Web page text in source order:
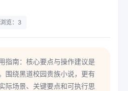
浏览：3
指南：核心要点与操作建议是
围绕黑道校园贵族小说，更有
际场景、关键要点和可执行思